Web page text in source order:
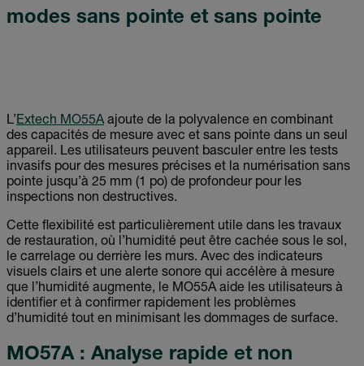
modes sans pointe et sans pointe
L’Extech MO55Aajoute de la polyvalence en combinant
des capacités de mesure avec et sans pointe dans un seul
appareil. Les utilisateurs peuvent basculer entre les tests
invasifs pour des mesures précises et la numérisation sans
pointe jusqu’à 25 mm (1 po) de profondeur pour les
inspections non destructives.
Cette flexibilité est particulièrement utile dans les travaux
de restauration, où l’humidité peut être cachée sous le sol,
le carrelage ou derrière les murs. Avec des indicateurs
visuels clairs et une alerte sonore qui accélère à mesure
que l’humidité augmente, le MO55A aide les utilisateurs à
identifier et à confirmer rapidement les problèmes
d’humidité tout en minimisant les dommages de surface.
MO57A : Analyse rapide et non